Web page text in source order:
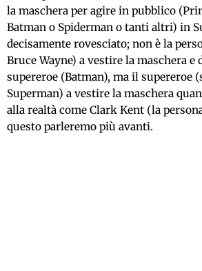
la maschera per agire in pubblico
Batman o Spiderman o tanti altri) in
decisamente rovesciato; non è la
Bruce Wayne) a vestire la maschera e
supereroe (Batman), ma il supereroe
Superman) a vestire la maschera
alla realtà come Clark Kent (la
questo parleremo più avanti.